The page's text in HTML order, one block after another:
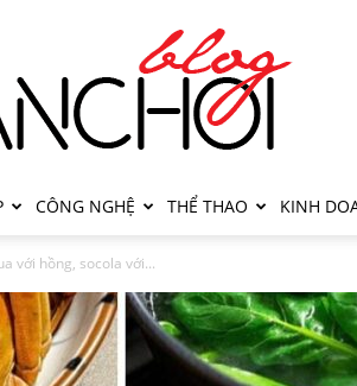
CÔNG NGHỆ THỂ THAO KINH
với hồng, socola với...